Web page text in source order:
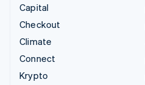
Capital
Checkout
Climate
Connect
Krypto